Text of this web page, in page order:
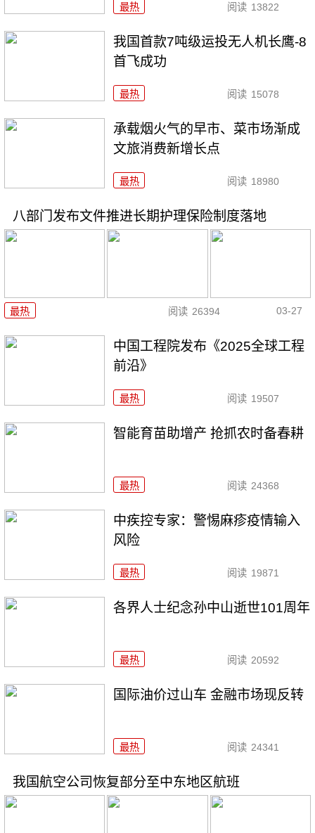
最热 阅读 13822
我国首款7吨级运投无人机长鹰-8
首飞成功
最热 阅读 15078
承载烟火气的早市、菜市场渐成
文旅消费新增长点
最热 阅读 18980
八部门发布文件推进长期护理保险制度落地
最热 阅读 26394 03-27
中国工程院发布《2025全球工程
前沿》
最热 阅读 19507
智能育苗助增产 抢抓农时备春耕
最热 阅读 24368
中疾控专家：警惕麻疹疫情输入
风险
最热 阅读 19871
各界人士纪念孙中山逝世101周年
最热 阅读 20592
国际油价过山车 金融市场现反转
最热 阅读 24341
我国航空公司恢复部分至中东地区航班